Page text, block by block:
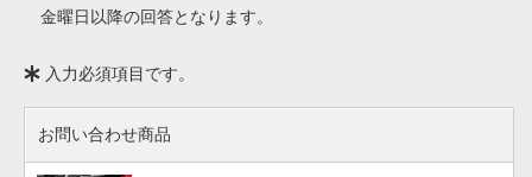
金曜日以降の回答となります。
入力必須項目です。
お問い合わせ商品